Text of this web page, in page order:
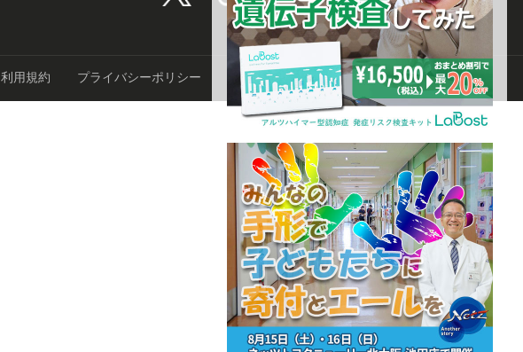
利用規約 プライバシーポリシー ©️TNN豊中報道。2